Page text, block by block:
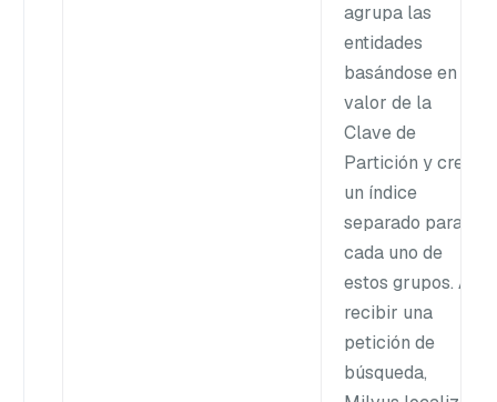
agrupa las
entidades
basándose en el
valor de la
Clave de
Partición y crea
un índice
separado para
cada uno de
estos grupos. Al
recibir una
petición de
búsqueda,